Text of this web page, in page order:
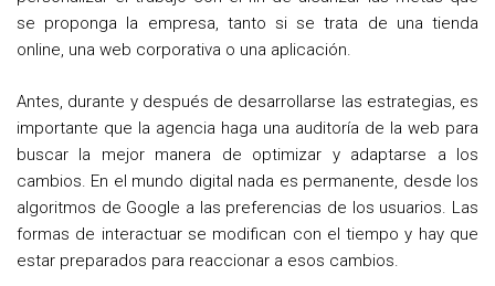
se proponga la empresa, tanto si se trata de una tienda
online, una web corporativa o una aplicación.
Antes, durante y después de desarrollarse las estrategias, es
importante que la agencia haga una auditoría de la web para
buscar la mejor manera de optimizar y adaptarse a los
cambios. En el mundo digital nada es permanente, desde los
algoritmos de Google a las preferencias de los usuarios. Las
formas de interactuar se modifican con el tiempo y hay que
estar preparados para reaccionar a esos cambios.